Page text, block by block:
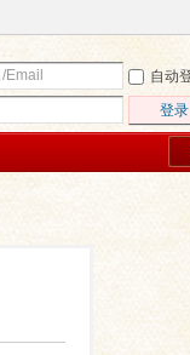
自动
登录